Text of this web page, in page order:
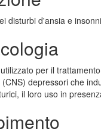
disturbi d'ansia e
per il
depressori che
il loro uso in